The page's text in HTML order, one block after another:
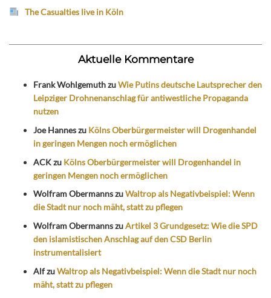
The Casualties live in Köln
Aktuelle Kommentare
Frank WohlgemuthzuWie Putins deutsche Lautsprecher den
Leipziger Drohnenanschlag für antiwestliche Propaganda
nutzen
Joe Hanneszu Kölns Oberbürgermeister will Drogenhandel
in geringen Mengen noch ermöglichen
ACKzu Kölns Oberbürgermeister will Drogenhandel in
geringen Mengen noch ermöglichen
Wolfram ObermannszuWaltrop als Negativbeispiel: Wenn
die Stadt nur noch mäht, statt zu pflegen
Wolfram ObermannszuArtikel 3 Grundgesetz: Wie die SPD
den islamistischen Anschlag auf den CSD Berlin
instrumentalisiert
AlfzuWaltrop als Negativbeispiel: Wenn die Stadt nur noch
mäht, statt zu pflegen